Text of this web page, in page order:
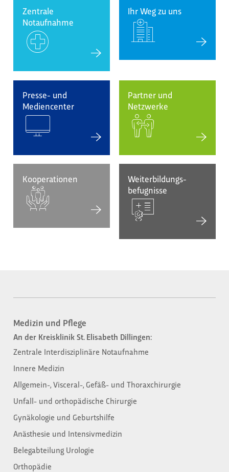
Zentrale
Notaufnahme
Ihr Weg zu uns
Presse- und
Mediencenter
Partner und
Netzwerke
Kooperationen
Weiterbildungs-
befugnisse
Medizin und Pflege
An der Kreisklinik St. Elisabeth Dillingen:
Zentrale Interdisziplinäre Notaufnahme
Innere Medizin
Allgemein-, Visceral-, Gefäß- und Thoraxchirurgie
Unfall- und orthopädische Chirurgie
Gynäkologie und Geburtshilfe
Anästhesie und Intensivmedizin
Belegabteilung Urologie
Orthopädie